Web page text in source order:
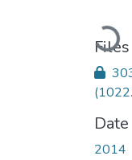
Loading...
Files
Date
2014